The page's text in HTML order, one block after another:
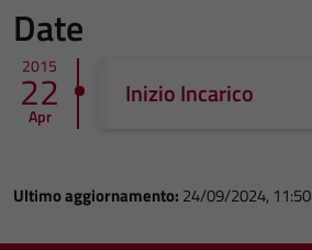
Date
2015
22
Apr
Inizio Incarico
Ultimo aggiornamento: 24/09/2024, 11:50